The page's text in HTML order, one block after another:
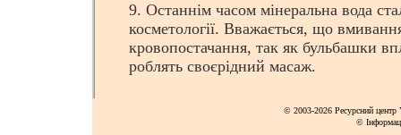
9. Останнім часом мінеральна вода
косметології. Вважається, що
кровопостачання, так як бульбашки
роблять своєрідний масаж.
© 2003-2026 Ресурсний
©